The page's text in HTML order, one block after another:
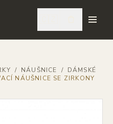
/ NÁUŠNICE / DÁMSKÉ
NÁUŠNICE SE ZIRKONY